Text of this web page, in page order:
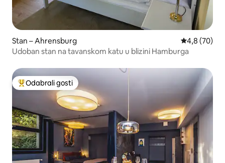
Stan – Ahrensburg Prosječna
4,8 (70)
Udoban stan na tavanskom katu u blizini Hamburga
Među najviše rangiranima s oznakom „Odabrali gosti”
Odabrali gosti